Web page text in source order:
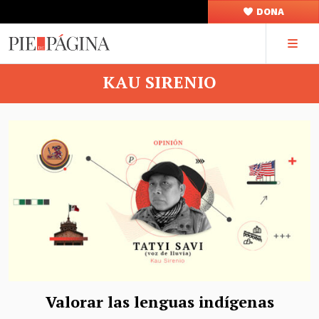
DONA
KAU SIRENIO
Valorar las lenguas indígenas